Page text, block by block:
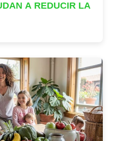
A REDUCIR LA